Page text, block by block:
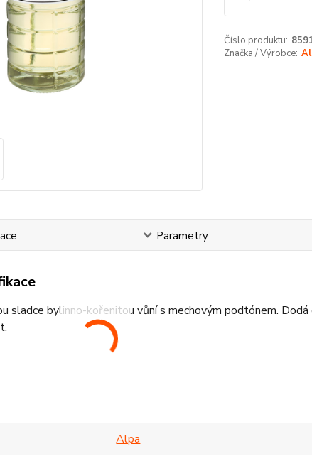
Číslo produktu:
Značka / Výrobce:
Parametry
sladce bylinno-kořenitou vůní s mechovým podtónem.
Alpa